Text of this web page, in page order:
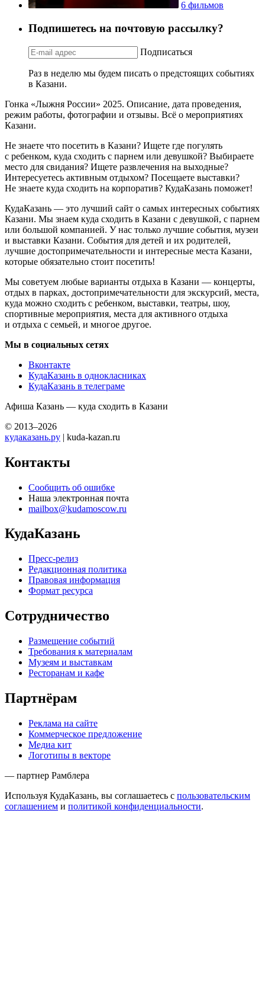
6 фильмов
Подпишетесь на почтовую рассылку?
Подписаться
Раз в неделю мы будем писать о предстоящих событиях
в Казани.
Гонка «Лыжня России» 2025. Описание, дата проведения,
режим работы, фотографии и отзывы. Всё о мероприятиях
Казани.
Не знаете что посетить в Казани? Ищете где погулять
с ребенком, куда сходить с парнем или девушкой? Выбираете
место для свидания? Ищете развлечения на выходные?
Интересуетесь активным отдыхом? Посещаете выставки?
Не знаете куда сходить на корпоратив? КудаКазань поможет!
КудаКазань — это лучший сайт о самых интересных событиях
Казани. Мы знаем куда сходить в Казани с девушкой, с парнем
или большой компанией. У нас только лучшие события, музеи
и выставки Казани. События для детей и их родителей,
лучшие достопримечательности и интересные места Казани,
которые обязательно стоит посетить!
Мы советуем любые варианты отдыха в Казани — концерты,
отдых в парках, достопримечательности для экскурсий, места,
куда можно сходить с ребенком, выставки, театры, шоу,
спортивные мероприятия, места для активного отдыха
и отдыха с семьей, и многое другое.
Мы в социальных сетях
Вконтакте
КудаКазань в однокласниках
КудаКазань в телеграме
Афиша Казань — куда сходить в Казани
© 2013–2026
кудаказань.ру | kuda-kazan.ru
Контакты
Сообщить об ошибке
Наша электронная почта
mailbox@kudamoscow.ru
КудаКазань
Пресс-релиз
Редакционная политика
Правовая информация
Формат ресурса
Сотрудничество
Размещение событий
Требования к материалам
Музеям и выставкам
Ресторанам и кафе
Партнёрам
Реклама на сайте
Коммерческое предложение
Медиа кит
Логотипы в векторе
— партнер Рамблера
Используя КудаКазань, вы соглашаетесь с пользовательским
соглашением и политикой конфиденциальности.